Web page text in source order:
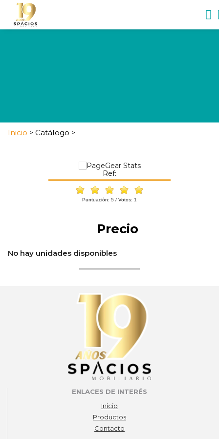
Inicio > Catálogo >
Ref:
Puntuación: 5 / Votos: 1
Precio
No hay unidades disponibles
ENLACES DE INTERÉS
Inicio
Productos
Contacto